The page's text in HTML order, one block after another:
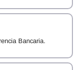
Bancaria.